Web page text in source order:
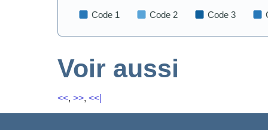
Voir aussi
<<, >>, <<|